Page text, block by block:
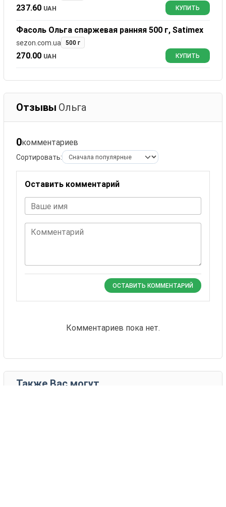
237.60 UAH КУПИТЬ
Фасоль Ольга спаржевая ранняя 500 г, Satimex
sezon.com.ua 500 г
270.00 UAH КУПИТЬ
Отзывы Ольга
0комментариев
Сортировать:
Оставить комментарий
Ваше имя
Комментарий
ОСТАВИТЬ КОММЕНТАРИЙ
Комментариев пока нет.
Также Вас могут